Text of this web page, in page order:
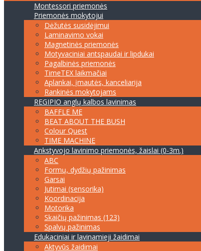
Montessori priemonės
Priemonės mokytojui
Dėžutės susidėjimui
Laminavimo vokai
Magnetinės priemonės
Motyvaciniai antspaudai ir lipdukai
Pagalbinės priemonės
TimeTEX laikmačiai
Aplankai, įmautės, kanceliarija
Rankinės mokytojams
REGIPIO anglų kalbos lavinimas
BAFFLE ME
BEAT ABOUT THE BUSH
Colour Quest
TIME MACHINE
Ankstyvojo lavinimo priemonės, žaislai (0-3m.)
ABC
Formų, dydžių pažinimas
Garsai
Jutimai (sensorika)
Koordinacija
Motorika
Skaičių pažinimas (123)
Spalvų pažinimas
Edukaciniai ir lavinamieji žaidimai
Aktyvūs žaidimai